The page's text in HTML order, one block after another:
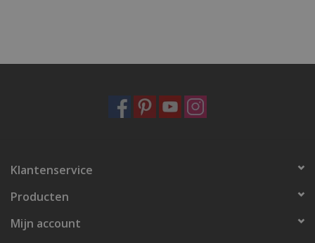
Klantenservice
Producten
Mijn account